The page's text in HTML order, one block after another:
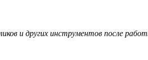
и других инструментов после